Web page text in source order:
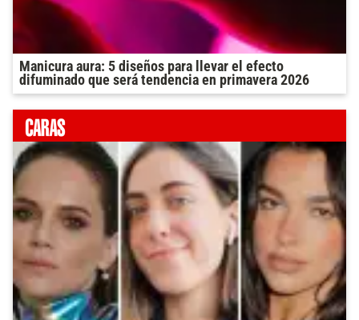
Manicura aura: 5 diseños para llevar el efecto
difuminado que será tendencia en primavera 2026